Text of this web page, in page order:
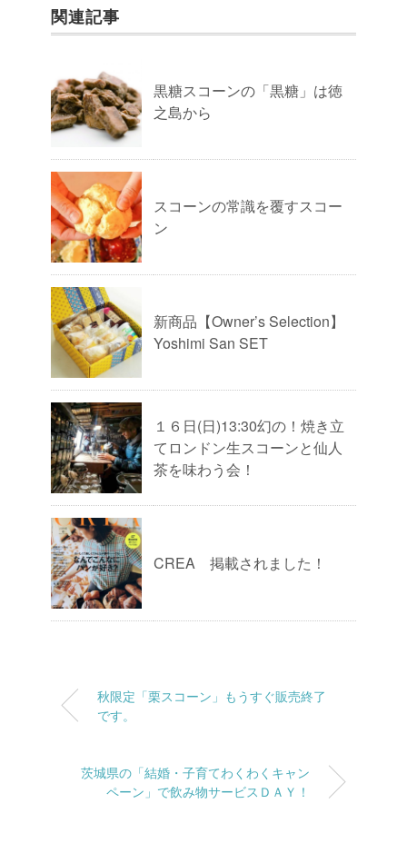
関連記事
黒糖スコーンの「黒糖」は徳
之島から
スコーンの常識を覆すスコー
ン
新商品【Owner’s Selection】
Yoshimi San SET
１６日(日)13:30幻の！焼き立
てロンドン生スコーンと仙人
茶を味わう会！
CREA 掲載されました！
秋限定「栗スコーン」もうすぐ販売終了
です。
茨城県の「結婚・子育てわくわくキャン
ペーン」で飲み物サービスＤＡＹ！